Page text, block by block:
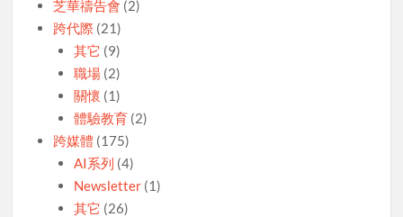
芝華禱告會 (2)
跨代際 (21)
其它 (9)
職場(2)
關懷 (1)
體驗教育(2)
跨媒體 (175)
AI系列 (4)
Newsletter(1)
其它 (26)